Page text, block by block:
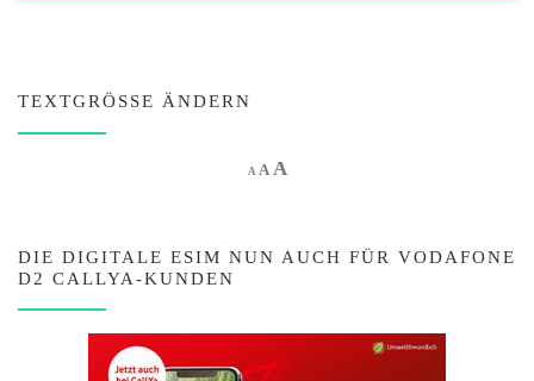
TEXTGRÖSSE ÄNDERN
A Decrease font size.
AReset font size.
AIncrease font size.
DIE DIGITALE ESIM NUN AUCH FÜR VODAFONE
D2 CALLYA-KUNDEN